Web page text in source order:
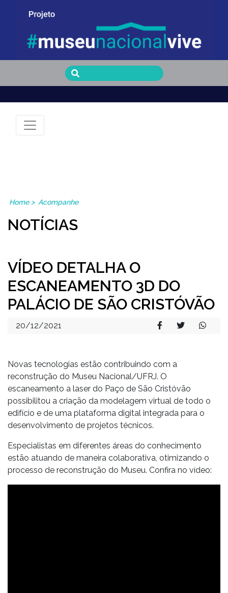
Museu Nacional Vive
Home> Acompanhe
NOTÍCIAS
VÍDEO DETALHA O
ESCANEAMENTO 3D DO
PALÁCIO DE SÃO CRISTÓVÃO
20/12/2021
Novas tecnologias estão contribuindo com a
reconstrução do Museu Nacional/UFRJ. O
escaneamento a laser do Paço de São Cristóvão
possibilitou a criação da modelagem virtual de todo o
edifício e de uma plataforma digital integrada para o
desenvolvimento de projetos técnicos.
Especialistas em diferentes áreas do conhecimento
estão atuando de maneira colaborativa, otimizando o
processo de reconstrução do Museu. Confira no vídeo: